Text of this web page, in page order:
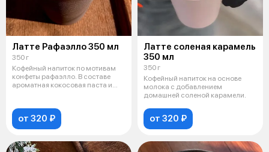
Латте Рафаэлло 350 мл
350 г
Кофейный напиток по мотивам
конфеты рафаэлло. В составе
ароматная кокосовая паста и
от 320 ₽
Латте соленая карамель
350 мл
350 г
Кофейный напиток на основе
молока с добавлением
домашней соленой карамели.
от 320 ₽